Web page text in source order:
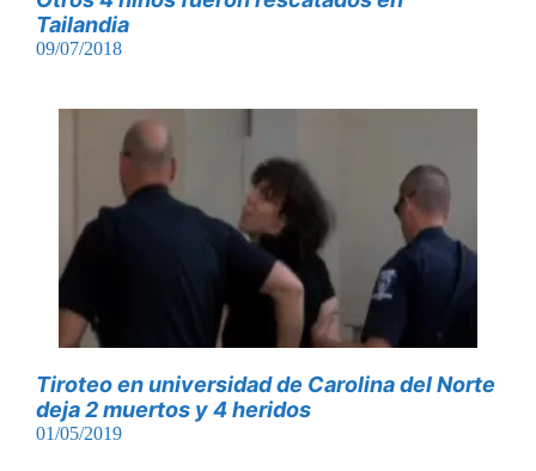
Tailandia
09/07/2018
Tiroteo en universidad de Carolina del Norte
deja 2 muertos y 4 heridos
01/05/2019